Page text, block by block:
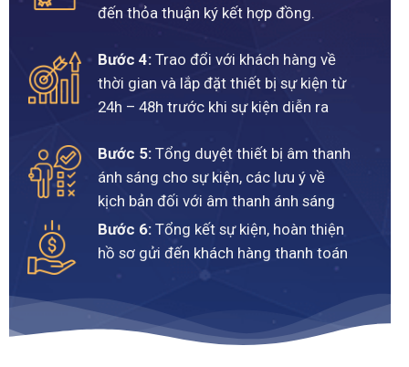
đến thỏa thuận ký kết hợp đồng.
Bước 4:Trao đổi với khách hàng về
thời gian và lắp đặt thiết bị sự kiện từ
24h – 48h trước khi sự kiện diễn ra
Bước 5:Tổng duyệt thiết bị âm thanh
ánh sáng cho sự kiện, các lưu ý về
kịch bản đối với âm thanh ánh sáng
Bước 6:Tổng kết sự kiện, hoàn thiện
hồ sơ gửi đến khách hàng thanh toán